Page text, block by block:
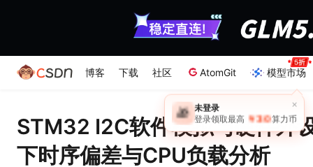
博客 下载 社区 AtomGit 模型市场
×
🎁 未登录
登录领取最高 ￥30 算力币
STM32 I2C软件模拟与硬件外
下时序偏差与CPU负载分析